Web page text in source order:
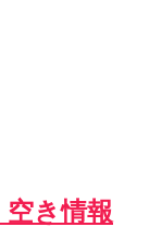
き情報